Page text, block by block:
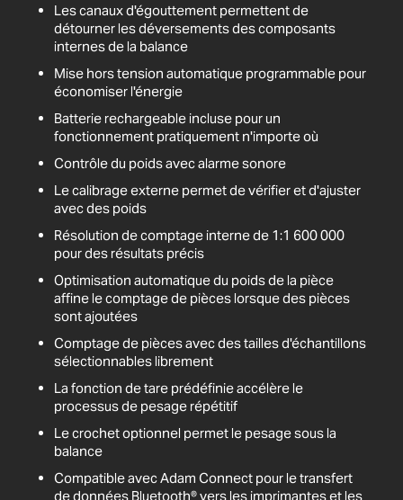
Les canaux d'égouttement permettent de
détourner les déversements des composants
internes de la balance
Mise hors tension automatique programmable pour
économiser l'énergie
Batterie rechargeable incluse pour un
fonctionnement pratiquement n'importe où
Contrôle du poids avec alarme sonore
Le calibrage externe permet de vérifier et d'ajuster
avec des poids
Résolution de comptage interne de 1:1 600 000
pour des résultats précis
Optimisation automatique du poids de la pièce
affine le comptage de pièces lorsque des pièces
sont ajoutées
Comptage de pièces avec des tailles d'échantillons
sélectionnables librement
La fonction de tare prédéfinie accélère le
processus de pesage répétitif
Le crochet optionnel permet le pesage sous la
balance
Compatible avec Adam Connect pour le transfert
de données Bluetooth® vers les imprimantes et les